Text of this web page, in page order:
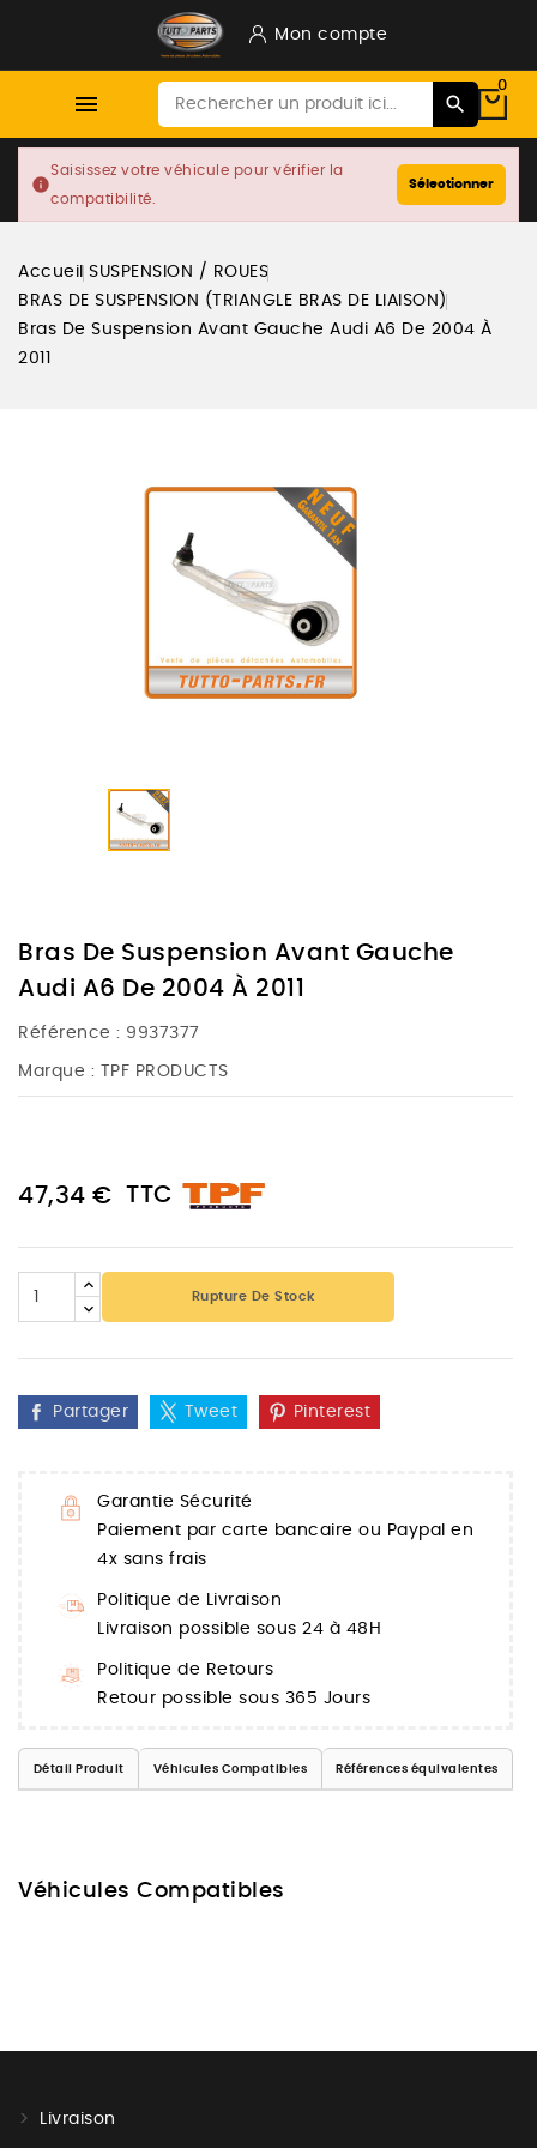
Mon compte

0
info
Saisissez votre véhicule pour vérifier la
compatibilité.
Sélectionner
Accueil SUSPENSION / ROUES
BRAS DE SUSPENSION (TRIANGLE BRAS DE LIAISON)
Bras De Suspension Avant Gauche Audi A6 De 2004 À
2011
Bras De Suspension Avant Gauche
Audi A6 De 2004 À 2011
Référence : 9937377
Marque : TPF PRODUCTS
47,34 € TTC
Rupture De Stock
Partager Tweet Pinterest
Garantie Sécurité
Paiement par carte bancaire ou Paypal en
4x sans frais
Politique de Livraison
Livraison possible sous 24 à 48H
Politique de Retours
Retour possible sous 365 Jours
Détail Produit Véhicules Compatibles Références équivalentes
Véhicules Compatibles
Livraison